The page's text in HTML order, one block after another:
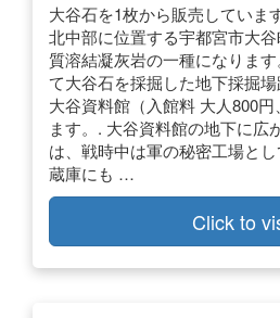
大谷石を1枚から販売していま
北中部に位置する宇都宮市大
質溶結凝灰岩の一種になりま
て大谷石を採掘した地下採掘
大谷資料館（入館料 大人800
ます。. 大谷資料館の地下に広
は、戦時中は軍の秘密工場と
蔵庫にも …
Click to